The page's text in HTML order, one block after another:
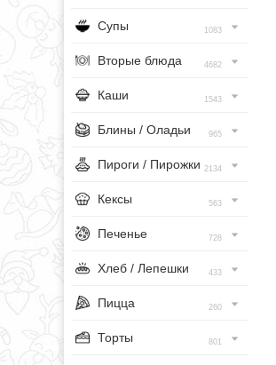
Супы 1083
Вторые блюда 4682
Каши 1543
Блины / Оладьи 965
Пироги / Пирожки 2134
Кексы 563
Печенье 728
Хлеб / Лепешки 433
Пицца 260
Торты 801